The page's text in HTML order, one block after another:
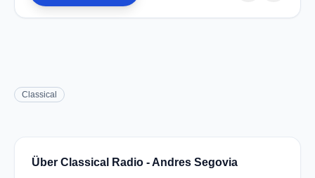
Classical
Über Classical Radio - Andres Segovia